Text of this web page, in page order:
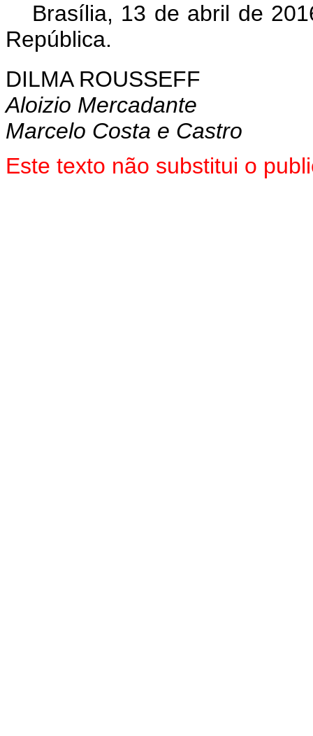
Brasília, 13 de abril de
República.
DILMA ROUSSEFF
Aloizio Mercadante
Marcelo Costa e Castro
Este texto não substitui o